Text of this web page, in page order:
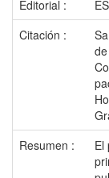
Editorial :
Citación :
Resumen :
El